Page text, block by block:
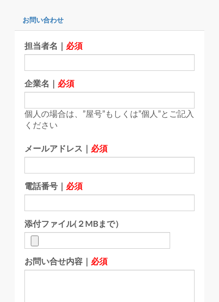
お問い合わせ
担当者名｜ 必須
企業名｜ 必須
個人の場合は、”屋号”もしくは”個人”とご記入
ください
メールアドレス｜ 必須
電話番号｜ 必須
添付ファイル(２MBまで）
お問い合せ内容｜ 必須